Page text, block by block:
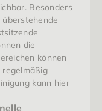
Besonders
die
können
regelmäßig
kann hier